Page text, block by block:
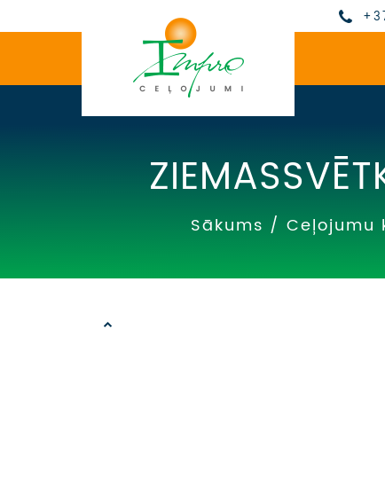
Sākums / Ceļojumu